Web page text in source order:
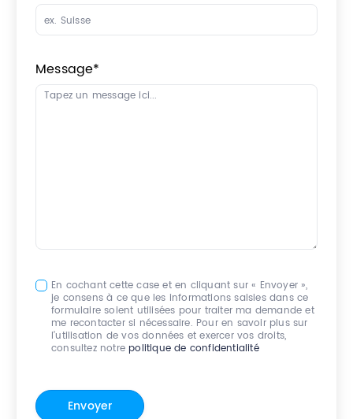
Message*
En cochant cette case et en cliquant sur « Envoyer »,
je consens à ce que les informations saisies dans ce
formulaire soient utilisées pour traiter ma demande et
me recontacter si nécessaire. Pour en savoir plus sur
l’utilisation de vos données et exercer vos droits,
consultez notre politique de confidentialité
Envoyer